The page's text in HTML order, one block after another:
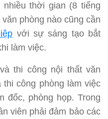
thời gian (8 tiếng
phòng nào cũng cần
với sự sáng tạo bắt
làm việc.
thi công nội thất văn
thi công phòng làm việc
đốc, phòng họp. Trong
viên phải đảm bảo các